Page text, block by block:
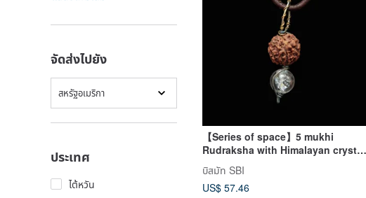
จัดส่งไปยัง
สหรัฐอเมริกา
ประเทศ
ไต้หวัน
【Series of space】5 mukhi
Rudraksha with Himalayan crystal
pendant _ Astronaut
บิสมัท SBI
US$ 57.46